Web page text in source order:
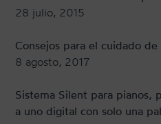
28 julio, 2015
Consejos para el cuidado de
8 agosto, 2017
Sistema Silent para pianos,
a uno digital con solo una